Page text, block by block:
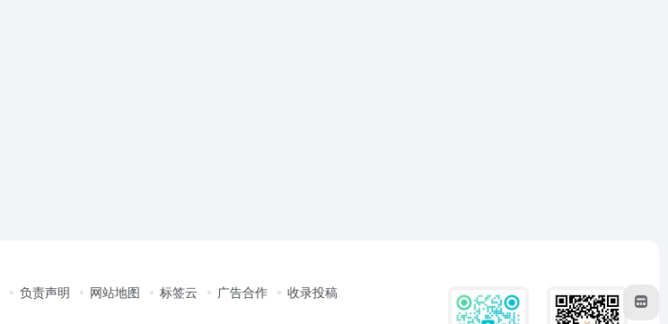
负责声明 网站地图 标签云 广告合作
收录投稿